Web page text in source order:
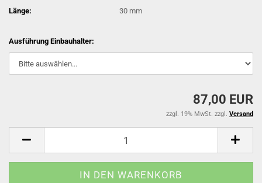
Länge:
30 mm
Ausführung Einbauhalter:
87,00 EUR
zzgl. 19% MwSt. zzgl. Versand